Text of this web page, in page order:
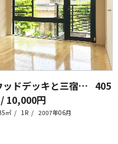
池尻大橋 ウッドデッキと三宿生活 405
10,000円
㎡ 1R 2007年06月